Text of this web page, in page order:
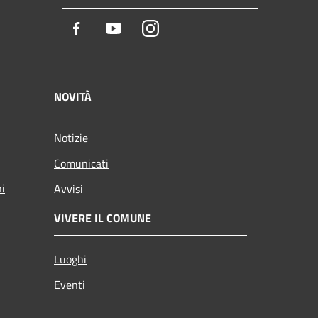
Facebook YoutubeInstagram
NOVITÀ
Notizie
Comunicati
Avvisi
VIVERE IL COMUNE
Luoghi
Eventi